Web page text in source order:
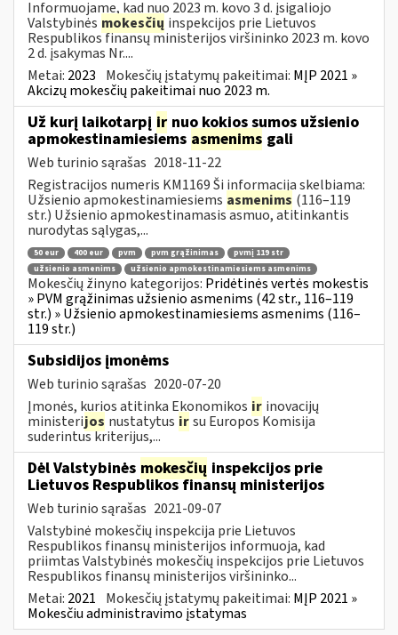
Informuojame, kad nuo 2023 m. kovo 3 d. įsigaliojo
Valstybinės mokesčių inspekcijos prie Lietuvos
Respublikos finansų ministerijos viršininko 2023 m. kovo
2 d. įsakymas Nr....
Metai: 2023 Mokesčių įstatymų pakeitimai: MĮP 2021 »
Akcizų mokesčių pakeitimai nuo 2023 m.
Už kurį laikotarpį ir nuo kokios sumos užsienio
apmokestinamiesiems asmenims gali
Web turinio sąrašas 2018-11-22
Registracijos numeris KM1169 Ši informacija skelbiama:
Užsienio apmokestinamiesiems asmenims (116–119
str.) Užsienio apmokestinamasis asmuo, atitinkantis
nurodytas sąlygas,...
50 eur 400 eur pvm pvm grąžinimas
pvmį 119 str
užsienio asmenims
užsienio apmokestinamiesiems asmenims
Mokesčių žinyno kategorijos: Pridėtinės vertės mokestis
» PVM grąžinimas užsienio asmenims (42 str., 116–119
str.) » Užsienio apmokestinamiesiems asmenims (116–
119 str.)
Subsidijos įmonėms
Web turinio sąrašas 2020-07-20
Įmonės, kurios atitinka Ekonomikos ir inovacijų
ministerijos nustatytus irsu Europos Komisija
suderintus kriterijus,...
Dėl Valstybinės mokesčių inspekcijos prie
Lietuvos Respublikos finansų ministerijos
Web turinio sąrašas 2021-09-07
Valstybinė mokesčių inspekcija prie Lietuvos
Respublikos finansų ministerijos informuoja, kad
priimtas Valstybinės mokesčių inspekcijos prie Lietuvos
Respublikos finansų ministerijos viršininko...
Metai: 2021 Mokesčių įstatymų pakeitimai: MĮP 2021 »
Mokesčiu administravimo įstatymas